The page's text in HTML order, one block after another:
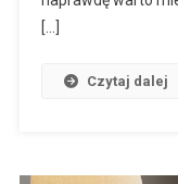
[…]
Czytaj dalej